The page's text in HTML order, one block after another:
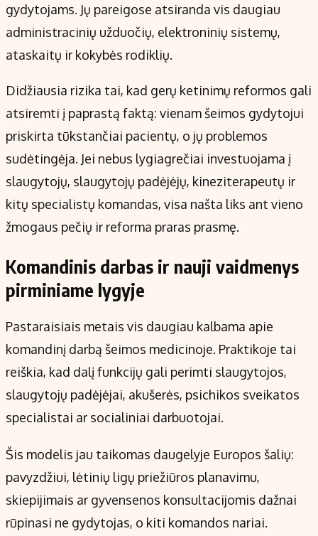
gydytojams. Jų pareigose atsiranda vis daugiau
administracinių užduočių, elektroninių sistemų,
ataskaitų ir kokybės rodiklių.
Didžiausia rizika tai, kad gerų ketinimų reformos gali
atsiremti į paprastą faktą: vienam šeimos gydytojui
priskirta tūkstančiai pacientų, o jų problemos
sudėtingėja. Jei nebus lygiagrečiai investuojama į
slaugytojų, slaugytojų padėjėjų, kineziterapeutų ir
kitų specialistų komandas, visa našta liks ant vieno
žmogaus pečių ir reforma praras prasmę.
Komandinis darbas ir nauji vaidmenys
pirminiame lygyje
Pastaraisiais metais vis daugiau kalbama apie
komandinį darbą šeimos medicinoje. Praktikoje tai
reiškia, kad dalį funkcijų gali perimti slaugytojos,
slaugytojų padėjėjai, akušerės, psichikos sveikatos
specialistai ar socialiniai darbuotojai.
Šis modelis jau taikomas daugelyje Europos šalių:
pavyzdžiui, lėtinių ligų priežiūros planavimu,
skiepijimais ar gyvensenos konsultacijomis dažnai
rūpinasi ne gydytojas, o kiti komandos nariai.